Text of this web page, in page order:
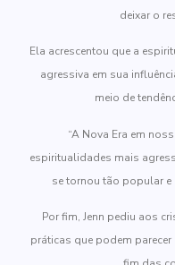
deixar o
Ela acrescentou que a
agressiva em sua
meio de
“A Nova Era em
espiritualidades mais
se tornou tão popular e
Por fim, Jenn pediu aos
práticas que podem